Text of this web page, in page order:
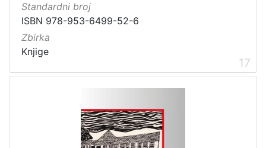
Standardni broj
ISBN 978-953-6499-52-6
Zbirka
Knjige
17